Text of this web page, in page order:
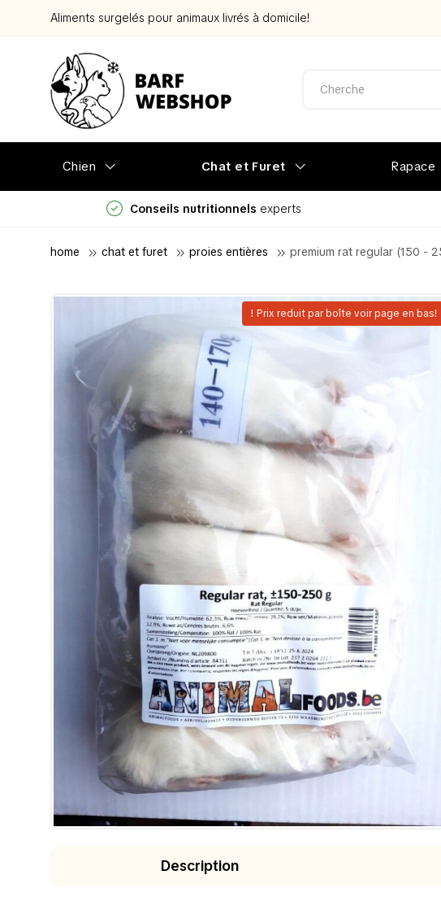
Aliments surgelés pour animaux livrés à domicile!
Chien Chat et Furet Rapace
Conseils nutritionnels experts
home chat et furet proies entières premium rat regular (150 -
! Prix reduit par boîte voir page en bas!
Description